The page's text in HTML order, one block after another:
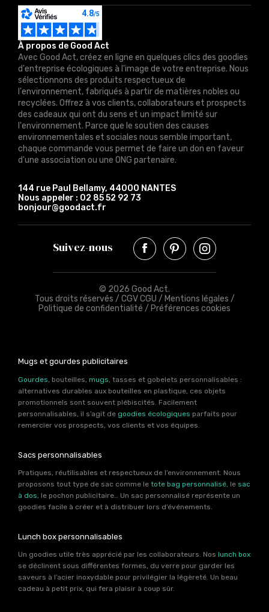
À propos de Good Act
Avec Good Act, créez en ligne en quelques clics des goodies
d'entreprise écologiques à l'image de votre entreprise. Nous
sélectionnons des produits respectueux de
l'environnement, fabriqués à partir de matières nobles ou
recyclées. Offrez à vos clients, collaborateurs et prospects
des cadeaux qui ont du sens et un impact limité sur
l'environnement. Parce que le soutien des causes
environnementales et sociales nous semble important,
chaque commande vous permet de faire un don en faveur
d'une association ou une ONG partenaire.
144 rue Paul Bellamy, 44000 NANTES
Nous appeler : 02 85 52 92 73
bonjour@goodact.fr
Suivez-nous
© 2026 Good Act.
Tous droits réservés / CGV CGU / Mentions légales /
Politique de confidentialité / Préférences cookies
Mugs et gourdes publicitaires
Gourdes , bouteilles, mugs , tasses et gobelets personnalisables :
alternatives durables aux bouteilles en plastique, ces objets
promotionnels sont souvent plébiscités. Facilement
personnalisables, il s’agit de goodies écologiques parfaits pour
remercier vos prospects, vos clients et vos équipes.
Sacs personnalisables
Pratiques, réutilisables et respectueux de l’environnement. Nous
proposons tout type de sac comme le tote bag personnalisé, le sac
à dos, le pochon publicitaire… Un sac personnalisé représente un
goodies facile à créer et à distribuer lors d’événements.
Lunch box personnalisables
Un goodies utile très apprécié par les collaborateurs. Nos lunch box
se déclinent sous différentes formes, du verre pour garder les
saveurs à l’acier inoxydable pour privilégier la légèreté. Un beau
cadeau à petit prix, qui fera plaisir à coup sûr.